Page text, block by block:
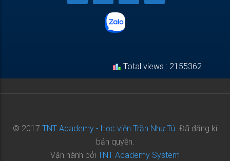
Total views : 2155362
© 2017 TNT Academy - Học viện Trần Như Tú. Đã đăng kí
bản quyền.
Vận hành bởi TNT Academy System